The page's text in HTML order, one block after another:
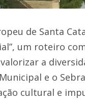
de Santa
um roteiro
a
e o
cultural e